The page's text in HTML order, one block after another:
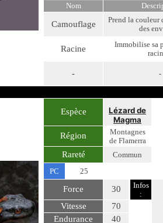
Nom
Camouflage
Prend la couleur
des
Racine
Immobilise sa
- -
Espèce
Lézard de
Magma
Région
Montagnes
de Flamerra
Rareté Commun
PC
25
Force 30
Infos
:
Vitesse
70
Endurance
40